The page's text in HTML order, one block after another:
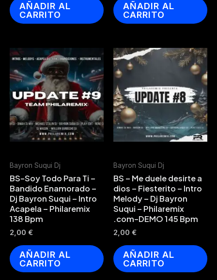
AÑADIR AL
CARRITO
AÑADIR AL
CARRITO
Bayron Suqui Dj
BS-Soy Todo Para Ti –
Bandido Enamorado –
Dj Bayron Suqui – Intro
Acapela – Philaremix
138 Bpm
2,00 €
AÑADIR AL
CARRITO
Bayron Suqui Dj
BS – Me duele desirte a
dios – Fiesterito – Intro
Melody – Dj Bayron
Suqui – Philaremix
.com-DEMO 145 Bpm
2,00 €
AÑADIR AL
CARRITO